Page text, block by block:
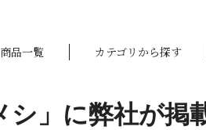
商品一覧 カテゴリから探す
シ」に弊社が掲